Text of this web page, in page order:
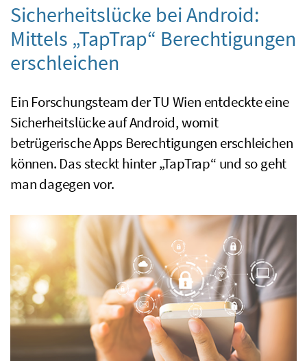
Sicherheitslücke bei Android:
Mittels „TapTrap“ Berechtigungen
erschleichen
Ein Forschungsteam der TU Wien entdeckte eine
Sicherheitslücke auf Android, womit
betrügerische Apps Berechtigungen erschleichen
können. Das steckt hinter „TapTrap“ und so geht
man dagegen vor.